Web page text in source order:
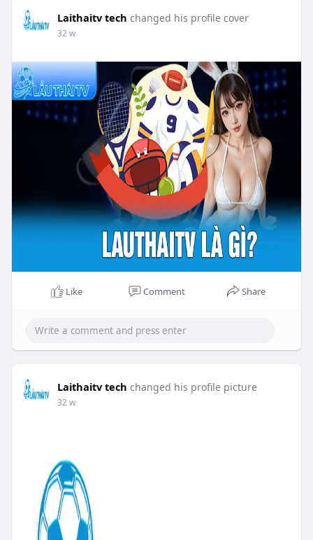
Laithaitv tech changed his profile cover
32 w
Like Comment Share
Laithaitv tech changed his profile picture
32 w